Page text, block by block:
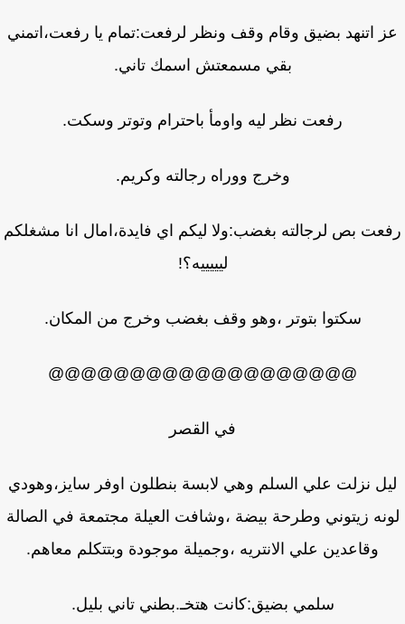
اتنهد بضيق وقام وقف ونظر لرفعت:تمام يا رفعت،اتمني
بقي مسمعتش اسمك تاني.
رفعت نظر ليه واومأ باحترام وتوتر وسكت.
وخرج ووراه رجالته وكريم.
بص لرجالته بغضب:ولا ليكم اي فايدة،امال انا مشغلكم
ليييييه؟!
سكتوا بتوتر ،وهو وقف بغضب وخرج من المكان.
@@@@@@@@@@@@@@@@@@@
في القصر
نزلت علي السلم وهي لابسة بنطلون اوفر سايز،وهودي
زيتوني وطرحة بيضة ،وشافت العيلة مجتمعة في الصالة
وقاعدين علي الانتريه ،وجميلة موجودة وبتتكلم معاهم.
سلمي بضيق:كانت هتخـ.بطني تاني بليل.